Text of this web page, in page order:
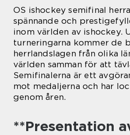
OS ishockey semifinal
spännande och
inom världen av ishockey.
turneringarna kommer de
herrlandslagen från olika
världen samman för att
Semifinalerna är ett
mot medaljerna och har
genom åren.
**Presentation